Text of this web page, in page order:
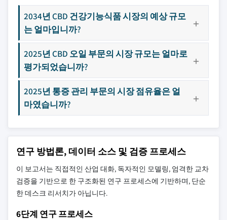
2034년 CBD 건강기능식품 시장의 예상 규모
는 얼마입니까?
2025년 CBD 오일 부문의 시장 규모는 얼마로
평가되었습니까?
2025년 통증 관리 부문의 시장 점유율은 얼
마였습니까?
연구 방법론, 데이터 소스 및 검증 프로세스
이 보고서는 직접적인 산업 대화, 독자적인 모델링, 엄격한 교차
검증을 기반으로 한 구조화된 연구 프로세스에 기반하며, 단순
한 데스크 리서치가 아닙니다.
6단계 연구 프로세스